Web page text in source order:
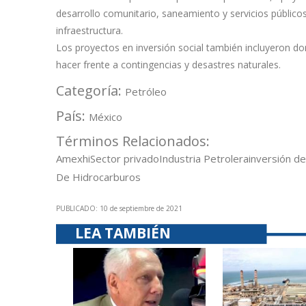
desarrollo comunitario, saneamiento y servicios
infraestructura.
Los proyectos en inversión social también incluyeron
hacer frente a contingencias y desastres naturales.
Categoría: Petróleo
País: México
Términos Relacionados:
AmexhiSector privadoIndustria Petrolerainversión
De Hidrocarburos
PUBLICADO: 10 de septiembre de 2021
LEA TAMBIÉN